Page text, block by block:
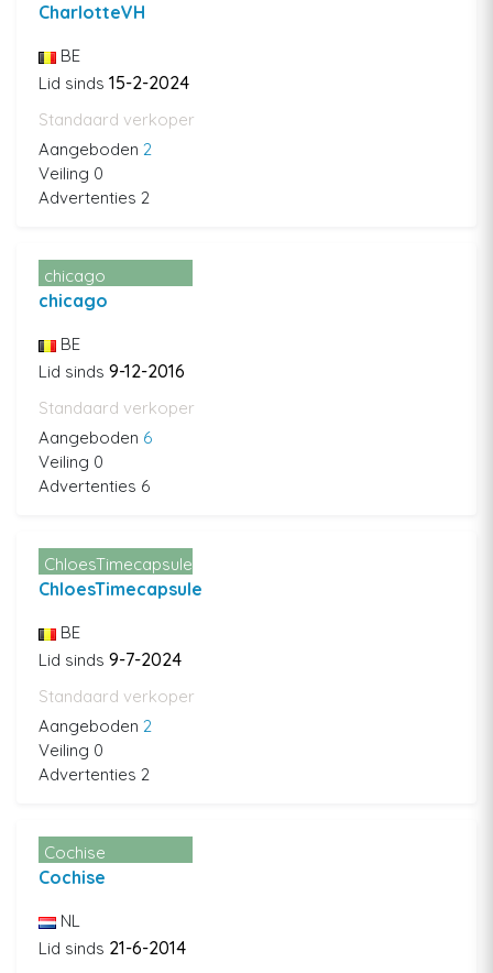
CharlotteVH
BE
Lid sinds 15-2-2024
Standaard verkoper
Aangeboden 2
Veiling 0
Advertenties 2
chicago
chicago
BE
Lid sinds 9-12-2016
Standaard verkoper
Aangeboden 6
Veiling 0
Advertenties 6
ChloesTimecapsule
ChloesTimecapsule
BE
Lid sinds 9-7-2024
Standaard verkoper
Aangeboden 2
Veiling 0
Advertenties 2
Cochise
Cochise
NL
Lid sinds 21-6-2014